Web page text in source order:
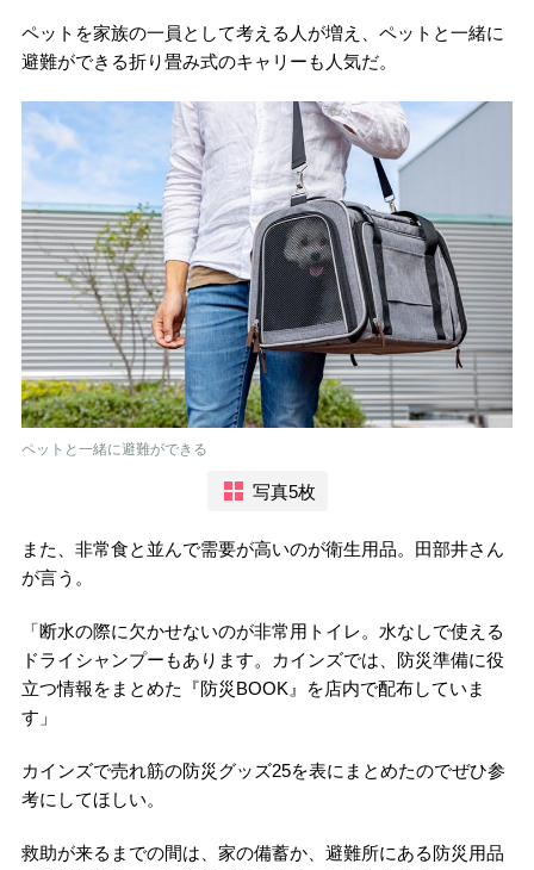
ペットを家族の一員として考える人が増え、ペットと一緒に
避難ができる折り畳み式のキャリーも人気だ。
ペットと一緒に避難ができる
写真5枚
また、非常食と並んで需要が高いのが衛生用品。田部井さん
が言う。
「断水の際に欠かせないのが非常用トイレ。水なしで使える
ドライシャンプーもあります。カインズでは、防災準備に役
立つ情報をまとめた『防災BOOK』を店内で配布していま
す」
カインズで売れ筋の防災グッズ25を表にまとめたのでぜひ参
考にしてほしい。
救助が来るまでの間は、家の備蓄か、避難所にある防災用品